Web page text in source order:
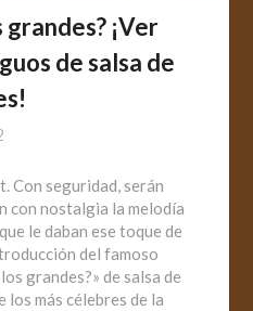
¡Ver
de salsa de
Con seguridad, serán
con nostalgia la melodía
le daban ese toque de
del famoso
grandes?» de salsa de
los más célebres de la